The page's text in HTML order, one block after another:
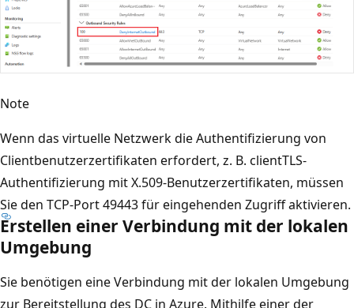
Note
Wenn das virtuelle Netzwerk die Authentifizierung von
Clientbenutzerzertifikaten erfordert, z. B. clientTLS-
Authentifizierung mit X.509-Benutzerzertifikaten, müssen
Sie den TCP-Port 49443 für eingehenden Zugriff aktivieren.
Erstellen einer Verbindung mit der lokalen
Umgebung
Sie benötigen eine Verbindung mit der lokalen Umgebung
zur Bereitstellung des DC in Azure. Mithilfe einer der